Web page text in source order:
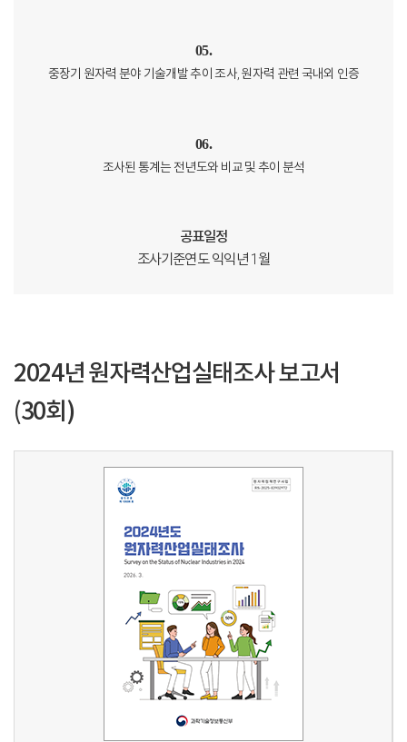
05.
중장기 원자력 분야 기술개발 추이 조사, 원자력 관련 국내외 인증
06.
조사된 통계는 전년도와 비교 및 추이 분석
공표일정
조사기준연도 익익년 1월
2024년 원자력산업실태조사 보고서
(30회)